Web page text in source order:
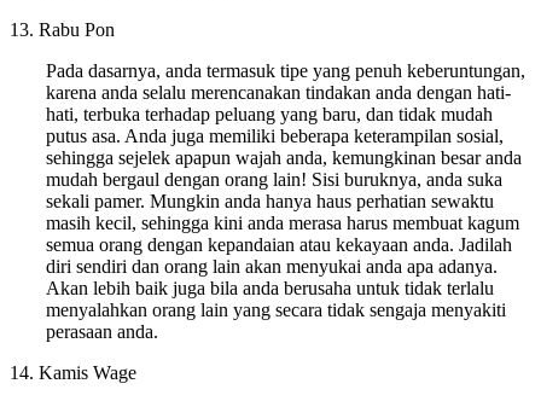
13. Rabu Pon
Pada dasarnya, anda termasuk tipe yang penuh keberuntungan,
karena anda selalu merencanakan tindakan anda dengan hati-
hati, terbuka terhadap peluang yang baru, dan tidak mudah
putus asa. Anda juga memiliki beberapa keterampilan sosial,
sehingga sejelek apapun wajah anda, kemungkinan besar anda
mudah bergaul dengan orang lain! Sisi buruknya, anda suka
sekali pamer. Mungkin anda hanya haus perhatian sewaktu
masih kecil, sehingga kini anda merasa harus membuat kagum
semua orang dengan kepandaian atau kekayaan anda. Jadilah
diri sendiri dan orang lain akan menyukai anda apa adanya.
Akan lebih baik juga bila anda berusaha untuk tidak terlalu
menyalahkan orang lain yang secara tidak sengaja menyakiti
perasaan anda.
14. Kamis Wage